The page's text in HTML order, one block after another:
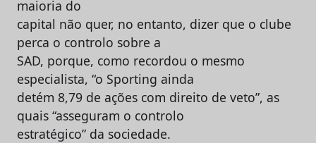
maioria do
capital não quer, no entanto, dizer que o clube
perca o controlo sobre a
SAD, porque, como recordou o mesmo
especialista, “o Sporting ainda
detém 8,79 de ações com direito de veto”, as
quais “asseguram o controlo
estratégico” da sociedade.